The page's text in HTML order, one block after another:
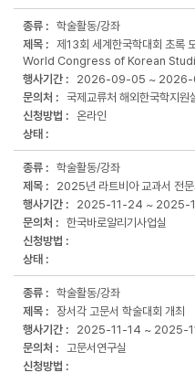
학술활동/강좌
제13회 세계한국학대회 초
World Congress of Korean
2026-09-05 ~
국제교류처 해외한국학지원
온라인
학술활동/강좌
2025년 라트비아 교과서 전
2025-11-24 ~ 2025-
한국바로알리기사업실
학술활동/강좌
장서각 고문서 학술대회 개최
2025-11-14 ~ 2025-
고문서연구실